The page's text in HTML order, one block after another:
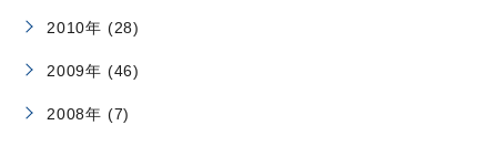
2010年 (28)
2009年 (46)
2008年 (7)